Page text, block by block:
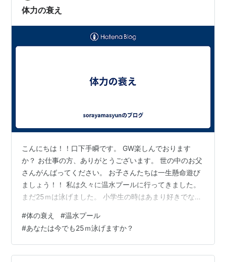
身に沁みる。。 ・ ・ 昨日、Xで こん…
体力の衰え
こんにちは！！口下手瞬です。 GW楽しんでおります
か？ お仕事の方、ありがとうございます。 世の中のお父
さんがんばってください。 お子さんたちは一生懸命遊び
ましょう！！ 私は久々に温水プールに行ってきました。
まだ25ｍは泳げました。 小学生の時はあまり好きでない
イメージしかありません。 泳ぎは下手くそです。 ほんと
久々に泳いだ感じですが、 泳ぎ方は忘れないもんです
ね。 最初の25ｍは平泳ぎでいったのですが、 見事に肩が
固くなっており負傷しましたｗ すごく年を感じてしまい
#体の衰え #温水プール
#あなたは今でも25ｍ泳げますか？